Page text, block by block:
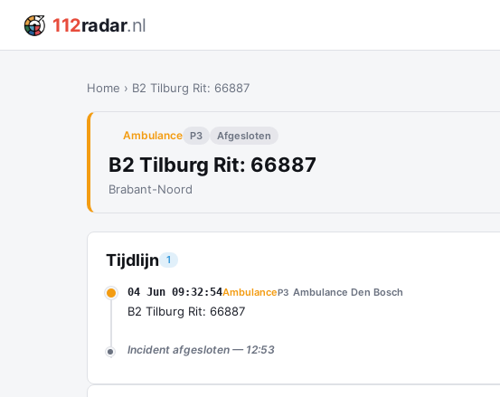
112radar.nl
Home › B2 Tilburg Rit: 66887
Ambulance P3 Afgesloten
B2 Tilburg Rit: 66887
Brabant-Noord
Tijdlijn 1
04 Jun 09:32:54AmbulanceP3 Ambulance Den Bosch
B2 Tilburg Rit: 66887
Incident afgesloten — 12:53